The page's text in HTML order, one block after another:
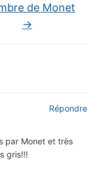
de Monet
→
par Monet et très
gris!!!
Répondre